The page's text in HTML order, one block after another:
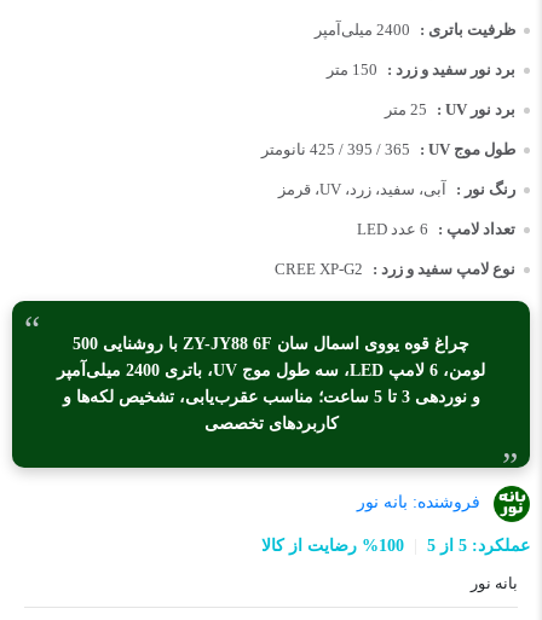
ظرفیت باتری : 2400 میلی‌آمپر
برد نور سفید و زرد : 150 متر
برد نور UV : 25 متر
طول موج UV : 365 / 395 / 425 نانومتر
رنگ نور : آبی، سفید، زرد، UV، قرمز
تعداد لامپ : 6 عدد LED
نوع لامپ سفید و زرد : CREE XP-G2
چراغ قوه یووی اسمال سان ZY-JY88 6F با روشنایی 500
لومن، 6 لامپ LED، سه طول موج UV، باتری 2400 میلی‌آمپر
و نوردهی 3 تا 5 ساعت؛ مناسب عقرب‌یابی، تشخیص لکه‌ها و
کاربردهای تخصصی
فروشنده: بانه نور
عملکرد: 5 از 5 100% رضایت از کالا
بانه نور